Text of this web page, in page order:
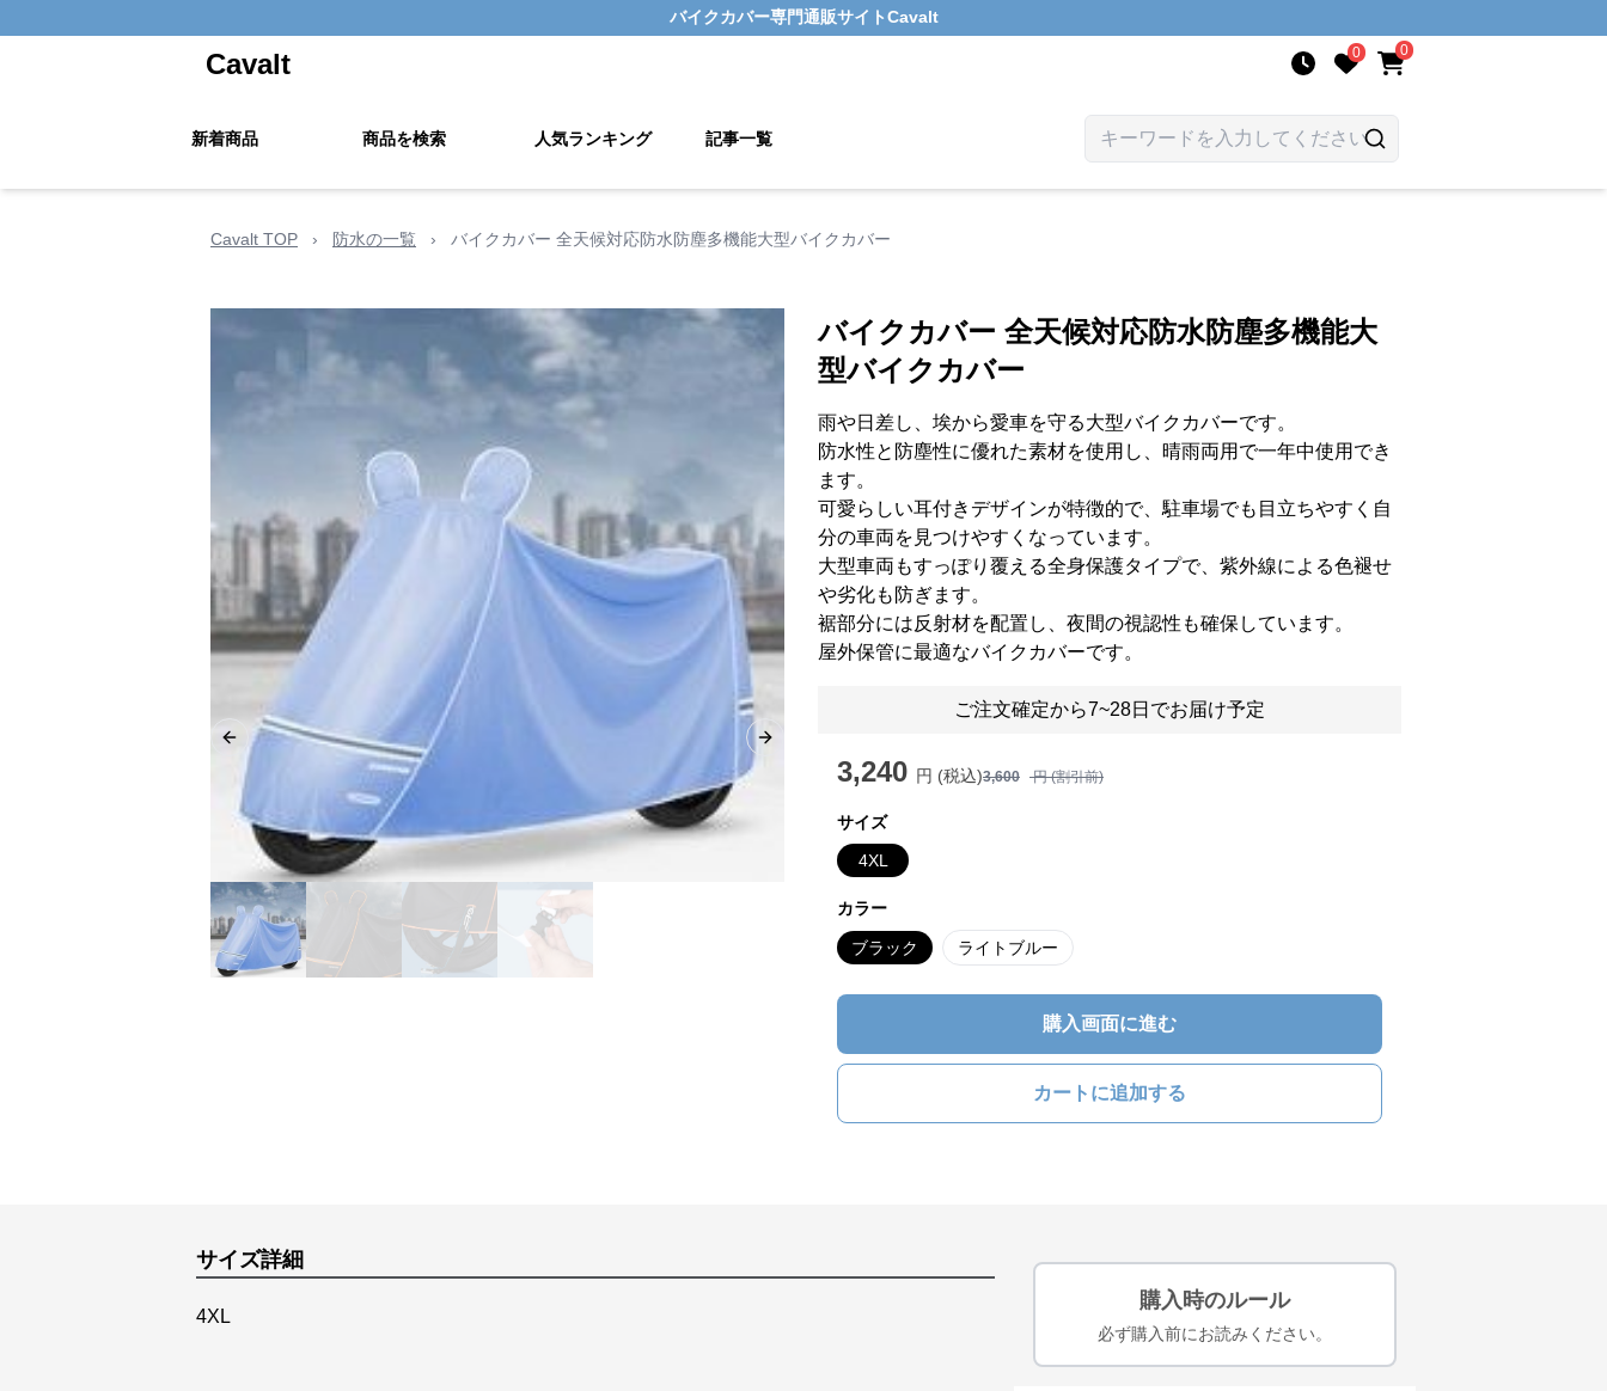
バイクカバー専門通販サイトCavalt
Cavalt 0 0
新着商品 商品を検索 人気ランキング 記事一覧
Cavalt TOP › 防水の一覧 › バイクカバー 全天候対応防水防塵多機能大型バイクカバー
Previous slide Next slide
バイクカバー 全天候対応防水防塵多機能大
型バイクカバー
雨や日差し、埃から愛車を守る大型バイクカバーです。
防水性と防塵性に優れた素材を使用し、晴雨両用で一年中使用でき
ます。
可愛らしい耳付きデザインが特徴的で、駐車場でも目立ちやすく自
分の車両を見つけやすくなっています。
大型車両もすっぽり覆える全身保護タイプで、紫外線による色褪せ
や劣化も防ぎます。
裾部分には反射材を配置し、夜間の視認性も確保しています。
屋外保管に最適なバイクカバーです。
ご注文確定から7~28日でお届け予定
3,240 円 (税込)3,600 円 (割引前)
サイズ
4XL
カラー
ブラック ライトブルー
購入画面に進む
カートに追加する
サイズ詳細
4XL
購入時のルール
必ず購入前にお読みください。